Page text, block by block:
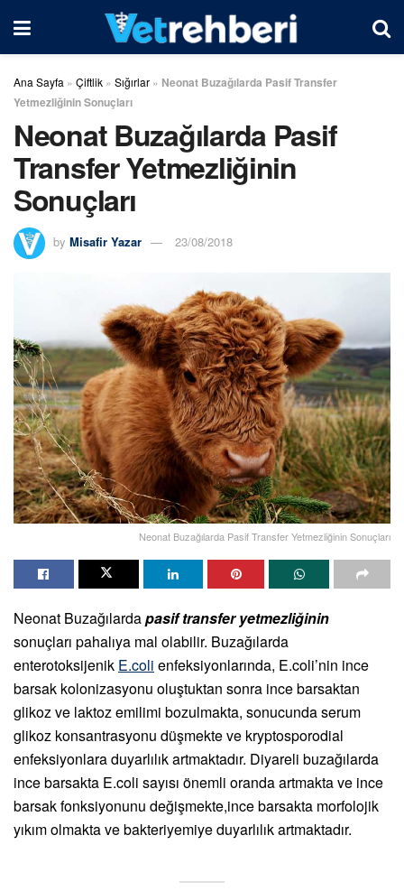
Ana Sayfa » Çiftlik » Sığırlar » Neonat Buzağılarda Pasif Transfer
Yetmezliğinin Sonuçları
Neonat Buzağılarda Pasif
Transfer Yetmezliğinin
Sonuçları
by Misafir Yazar 23/08/2018
Neonat Buzağılarda Pasif Transfer Yetmezliğinin Sonuçları
Neonat Buzağılardapasif transfer yetmezliğinin
sonuçları pahalıya mal olabilir. Buzağılarda
enterotoksijenik E.coli enfeksiyonlarında, E.coli’nin ince
barsak kolonizasyonu oluştuktan sonra ince barsaktan
glikoz ve laktoz emilimi bozulmakta, sonucunda serum
glikoz konsantrasyonu düşmekte ve kryptosporodial
enfeksiyonlara duyarlılık artmaktadır. Diyareli buzağılarda
ince barsakta E.coli sayısı önemli oranda artmakta ve ince
barsak fonksiyonunu değişmekte,ince barsakta morfolojik
yıkım olmakta ve bakteriyemiye duyarlılık artmaktadır.